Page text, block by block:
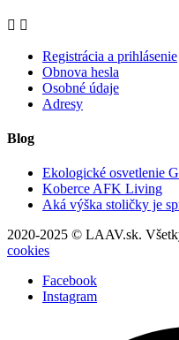
 
Registrácia a prihlásenie
Obnova hesla
Osobné údaje
Adresy
Blog
Ekologické osvetlenie
Koberce AFK Living
Aká výška stoličky je
2020-2025 © LAAV.sk.
cookies
Facebook
Instagram